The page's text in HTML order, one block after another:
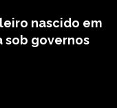
nascido em
sob governos